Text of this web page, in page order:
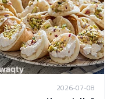
2026-07-08